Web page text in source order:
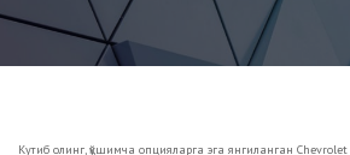
Кутиб олинг, қўшимча опцияларга эга янгиланган